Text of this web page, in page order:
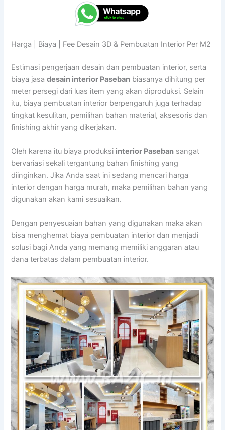
Harga | Biaya | Fee Desain 3D & Pembuatan Interior Per M2
Estimasi pengerjaan desain dan pembuatan interior, serta
biaya jasadesain interior Paseban biasanya dihitung per
meter persegi dari luas item yang akan diproduksi. Selain
itu, biaya pembuatan interior berpengaruh juga terhadap
tingkat kesulitan, pemilihan bahan material, aksesoris dan
finishing akhir yang dikerjakan.
Oleh karena itu biaya produksi interior Paseban sangat
bervariasi sekali tergantung bahan finishing yang
diinginkan. Jika Anda saat ini sedang mencari harga
interior dengan harga murah, maka pemilihan bahan yang
digunakan akan kami sesuaikan.
Dengan penyesuaian bahan yang digunakan maka akan
bisa menghemat biaya pembuatan interior dan menjadi
solusi bagi Anda yang memang memiliki anggaran atau
dana terbatas dalam pembuatan interior.